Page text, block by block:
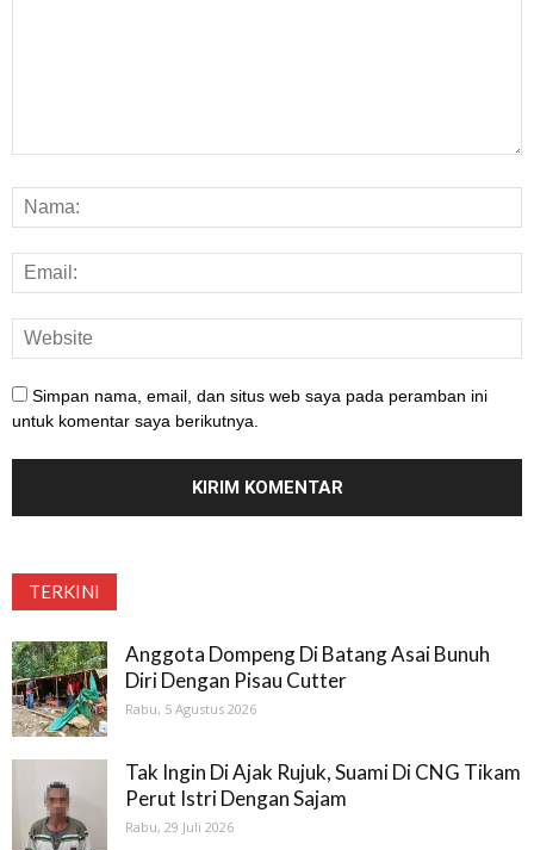
Simpan nama, email, dan situs web saya pada peramban ini
untuk komentar saya berikutnya.
TERKINI
Anggota Dompeng Di Batang Asai Bunuh
Diri Dengan Pisau Cutter
Rabu, 5 Agustus 2026
Tak Ingin Di Ajak Rujuk, Suami Di CNG Tikam
Perut Istri Dengan Sajam
Rabu, 29 Juli 2026